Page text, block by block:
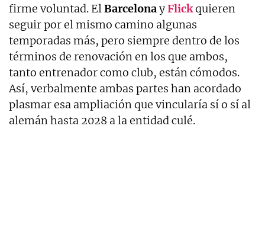
firme voluntad. ElBarcelonayFlickquieren
seguir por el mismo camino algunas
temporadas más, pero siempre dentro de los
términos de renovación en los que ambos,
tanto entrenador como club, están cómodos.
Así, verbalmente ambas partes han acordado
plasmar esa ampliación que vincularía sí o sí al
alemán hasta 2028 a la entidad culé.